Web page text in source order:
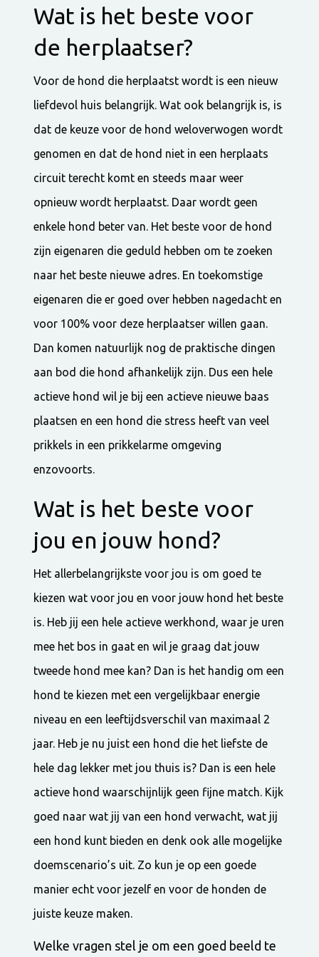
Wat is het beste voor
de herplaatser?
Voor de hond die herplaatst wordt is een nieuw
liefdevol huis belangrijk. Wat ook belangrijk is, is
dat de keuze voor de hond weloverwogen wordt
genomen en dat de hond niet in een herplaats
circuit terecht komt en steeds maar weer
opnieuw wordt herplaatst. Daar wordt geen
enkele hond beter van. Het beste voor de hond
zijn eigenaren die geduld hebben om te zoeken
naar het beste nieuwe adres. En toekomstige
eigenaren die er goed over hebben nagedacht en
voor 100% voor deze herplaatser willen gaan.
Dan komen natuurlijk nog de praktische dingen
aan bod die hond afhankelijk zijn. Dus een hele
actieve hond wil je bij een actieve nieuwe baas
plaatsen en een hond die stress heeft van veel
prikkels in een prikkelarme omgeving
enzovoorts.
Wat is het beste voor
jou en jouw hond?
Het allerbelangrijkste voor jou is om goed te
kiezen wat voor jou en voor jouw hond het beste
is. Heb jij een hele actieve werkhond, waar je uren
mee het bos in gaat en wil je graag dat jouw
tweede hond mee kan? Dan is het handig om een
hond te kiezen met een vergelijkbaar energie
niveau en een leeftijdsverschil van maximaal 2
jaar. Heb je nu juist een hond die het liefste de
hele dag lekker met jou thuis is? Dan is een hele
actieve hond waarschijnlijk geen fijne match. Kijk
goed naar wat jij van een hond verwacht, wat jij
een hond kunt bieden en denk ook alle mogelijke
doemscenario’s uit. Zo kun je op een goede
manier echt voor jezelf en voor de honden de
juiste keuze maken.
Welke vragen stel je om een goed beeld te